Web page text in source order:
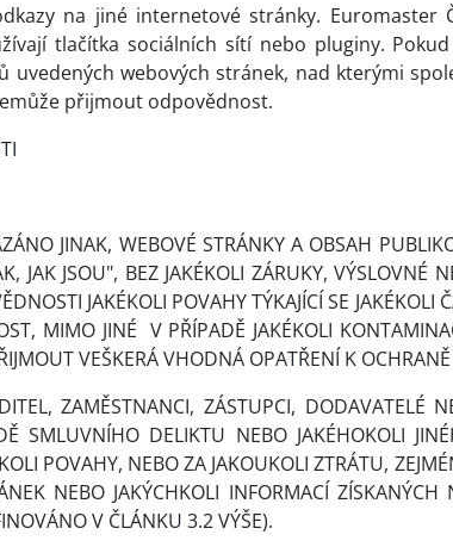
na jiné internetové stránky. Euromaster
tlačítka sociálních sítí nebo pluginy.
webových stránek, nad kterými
přijmout odpovědnost.
JINAK, WEBOVÉ STRÁNKY A OBSAH
JAK JSOU", BEZ JAKÉKOLI ZÁRUKY,
JAKÉKOLI POVAHY TÝKAJÍCÍ SE
MIMO JINÉ V PŘÍPADĚ JAKÉKOLI
VEŠKERÁ VHODNÁ OPATŘENÍ K
ZAMĚSTNANCI, ZÁSTUPCI, DODAVATELÉ
SMLUVNÍHO DELIKTU NEBO JAKÉHOKOLI
POVAHY, NEBO ZA JAKOUKOLI ZTRÁTU,
NEBO JAKÝCHKOLI INFORMACÍ
V ČLÁNKU 3.2 VÝŠE).